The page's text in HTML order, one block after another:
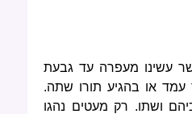
עשינו מעפרה עד גבעת
או בהגיע תורו שתה.
ושתו. רק מעטים נהגו